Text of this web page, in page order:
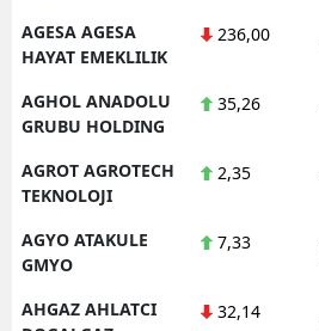
AGESA AGESA
HAYAT EMEKLILIK
236,00
AGHOL ANADOLU
GRUBU HOLDING
35,26
AGROT AGROTECH
TEKNOLOJI
2,35
AGYO ATAKULE
GMYO
7,33
AHGAZ AHLATCI
32,14